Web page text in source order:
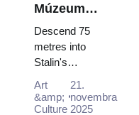
Múzeum
studenej
vojny:
Podrobný
prívod pre
držiteľov
Descend 75
metres into
Stalin's
nuclear
command
Art
&amp;
Culture
21.
novembra
2025